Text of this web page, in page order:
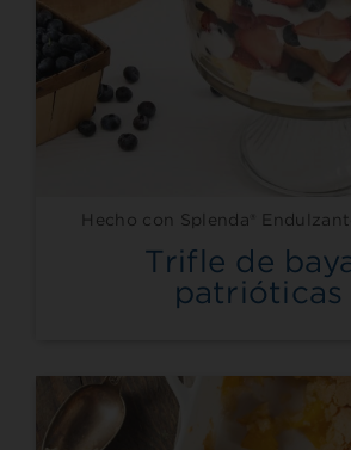
Hecho con Splenda®
Trifle de
patrióticas